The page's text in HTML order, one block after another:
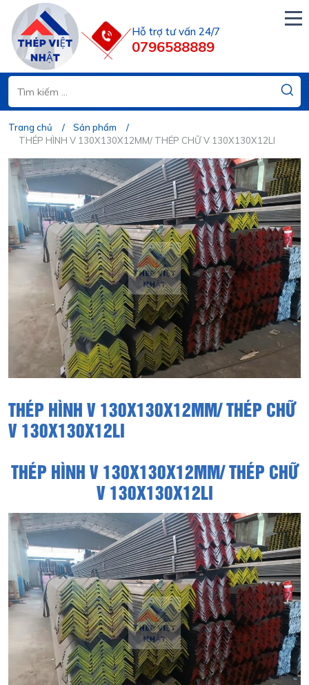
Hỗ trợ tư vấn 24/7
0796588889
Trang chủ
Sản phẩm
THÉP HÌNH V 130X130X12MM/ THÉP CHỮ V 130X130X12LI
THÉP HÌNH V 130X130X12MM/ THÉP CHỮ
V 130X130X12LI
THÉP HÌNH V 130X130X12MM/ THÉP CHỮ
V 130X130X12LI